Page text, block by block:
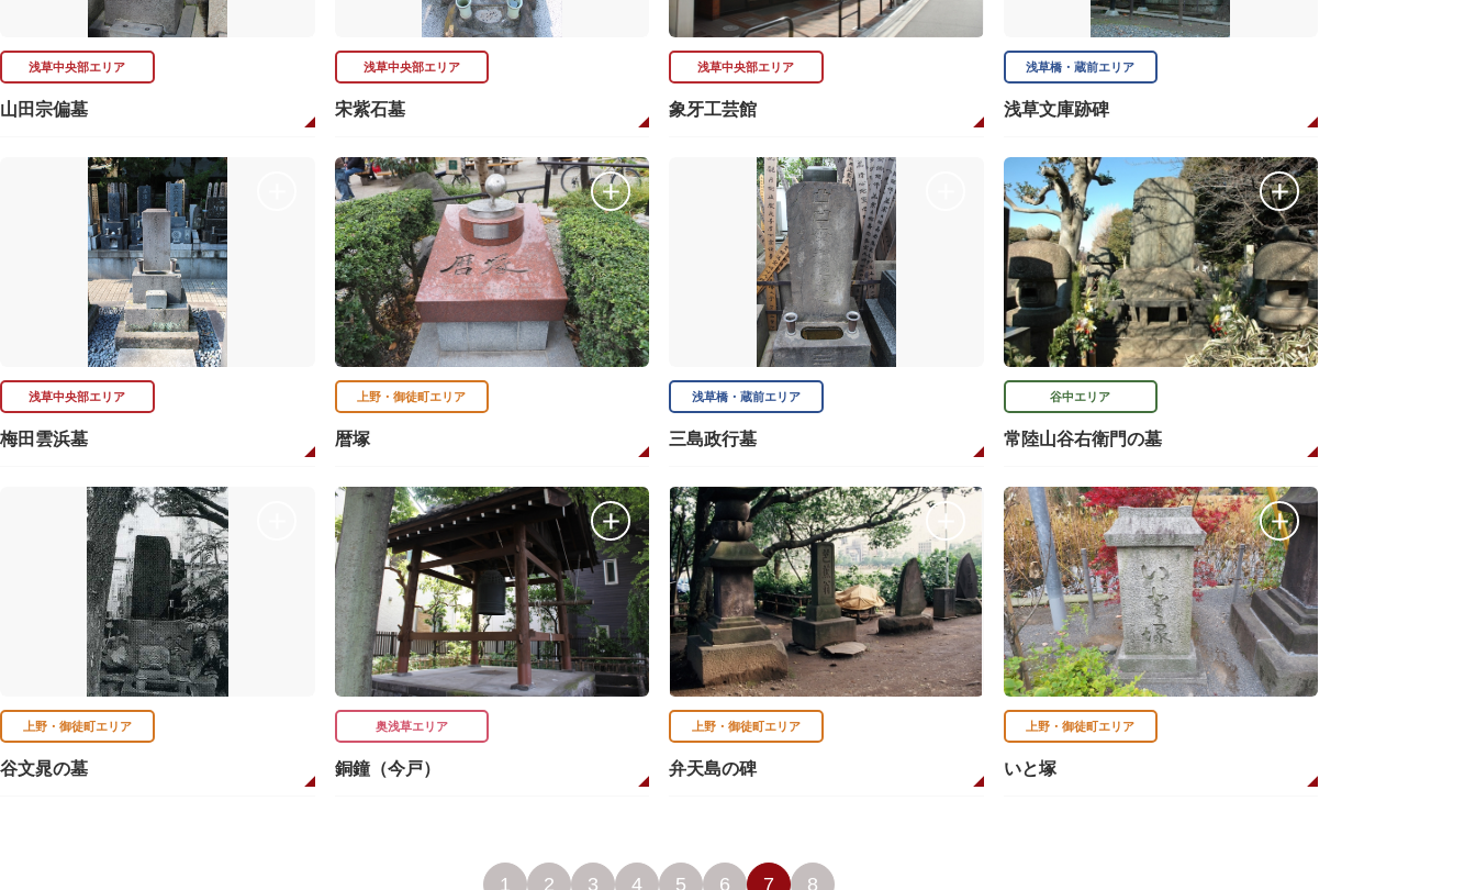
浅草中央部エリア
山田宗偏墓
浅草中央部エリア
宋紫石墓
浅草中央部エリア
象牙工芸館
浅草橋・蔵前エリア
浅草文庫跡碑
浅草中央部エリア
梅田雲浜墓
上野・御徒町エリア
暦塚
浅草橋・蔵前エリア
三島政行墓
谷中エリア
常陸山谷右衛門の墓
上野・御徒町エリア
谷文晁の墓
奥浅草エリア
銅鐘（今戸）
上野・御徒町エリア
弁天島の碑
上野・御徒町エリア
いと塚
1 2 3 4 5 6 7 8